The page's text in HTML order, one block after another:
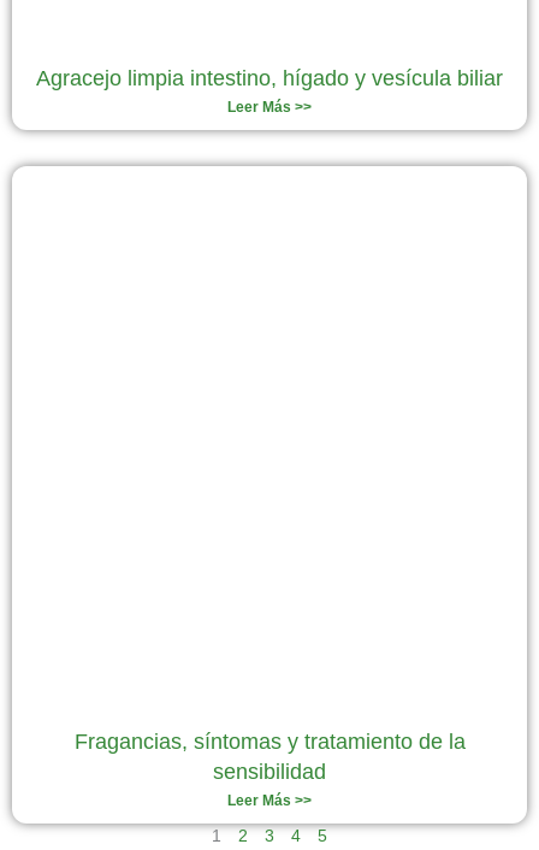
Agracejo limpia intestino, hígado y vesícula biliar
Leer Más >>
Fragancias, síntomas y tratamiento de la
sensibilidad
Leer Más >>
1 2 3 4 5